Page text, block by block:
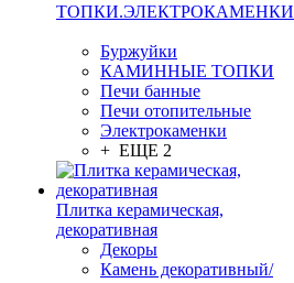
ТОПКИ.ЭЛЕКТРОКАМЕНКИ
Буржуйки
КАМИННЫЕ ТОПКИ
Печи банные
Печи отопительные
Электрокаменки
+ ЕЩЕ 2
Плитка керамическая,
декоративная
Декоры
Камень декоративный/